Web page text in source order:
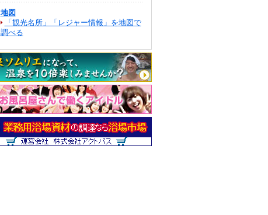
地図
「観光名所」「レジャー情報」を地図で
調べる